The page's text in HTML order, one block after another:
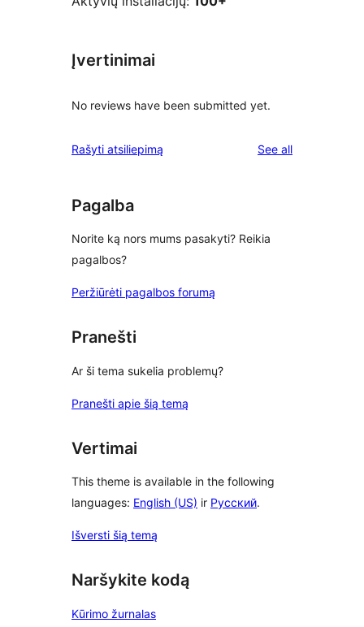
Įvertinimai
No reviews have been submitted yet.
Rašyti atsiliepimą See allreviews
Pagalba
Norite ką nors mums pasakyti? Reikia
pagalbos?
Peržiūrėti pagalbos forumą
Pranešti
Ar ši tema sukelia problemų?
Pranešti apie šią temą
Vertimai
This theme is available in the following
languages: English (US) ir Русский.
Išversti šią temą
Naršykite kodą
Kūrimo žurnalas